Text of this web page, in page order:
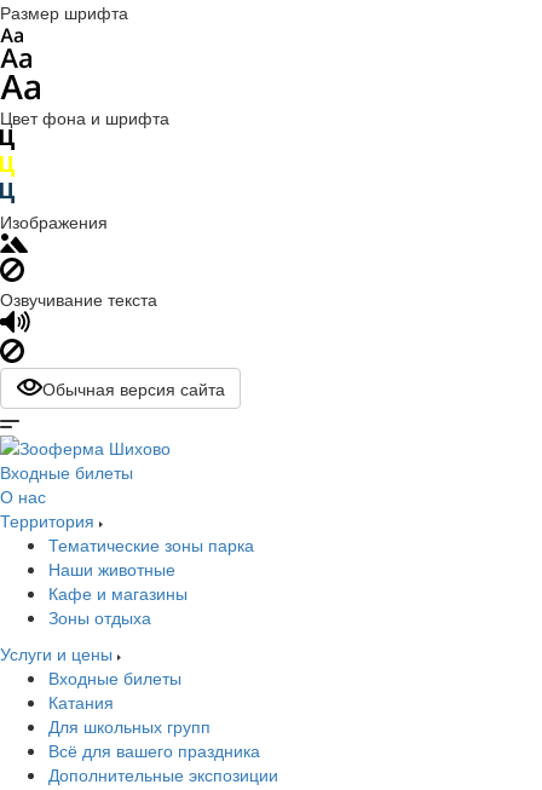
Размер шрифта
Цвет фона и шрифта
Изображения
Озвучивание текста
Обычная версия сайта
Входные билеты
О нас
Территория
Тематические зоны парка
Наши животные
Кафе и магазины
Зоны отдыха
Услуги и цены
Входные билеты
Катания
Для школьных групп
Всё для вашего праздника
Дополнительные экспозиции